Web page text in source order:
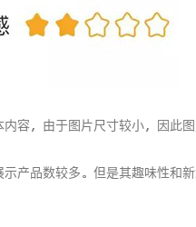
容，由于图片尺寸较小，因此图
品数较多。但是其趣味性和